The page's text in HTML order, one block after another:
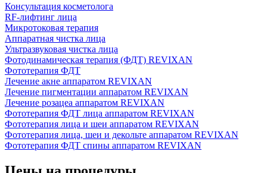
Консультация косметолога
RF-лифтинг лица
Микротоковая терапия
Аппаратная чистка лица
Ультразвуковая чистка лица
Фотодинамическая терапия (ФДТ) REVIXAN
Фототерапия ФДТ
Лечение акне аппаратом REVIXAN
Лечение пигментации аппаратом REVIXAN
Лечение розацеа аппаратом REVIXAN
Фототерапия ФДТ лица аппаратом REVIXAN
Фототерапия лица и шеи аппаратом REVIXAN
Фототерапия лица, шеи и декольте аппаратом REVIXAN
Фототерапия ФДТ спины аппаратом REVIXAN